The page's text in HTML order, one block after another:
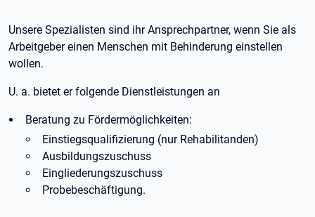
Unsere Spezialisten sind ihr Ansprechpartner, wenn Sie als
Arbeitgeber einen Menschen mit Behinderung einstellen
wollen.
U. a. bietet er folgende Dienstleistungen an
Beratung zu Fördermöglichkeiten:
Einstiegsqualifizierung (nur Rehabilitanden)
Ausbildungszuschuss
Eingliederungszuschuss
Probebeschäftigung.